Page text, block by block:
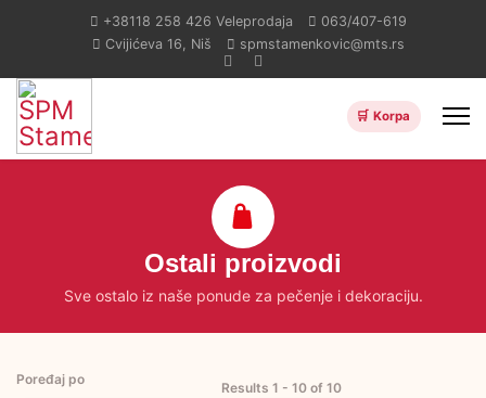
+38118 258 426 Veleprodaja
063/407-619
Cvijićeva 16, Niš
spmstamenkovic@mts.rs
Ostali proizvodi
Sve ostalo iz naše ponude za pečenje i dekoraciju.
Poređaj po
Results 1 - 10 of 10